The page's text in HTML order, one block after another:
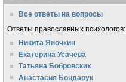
Все ответы на вопросы
Ответы православных психологов:
Никита Яночкин
Екатерина Усачева
Татьяна Бобровских
Анастасия Бондарук